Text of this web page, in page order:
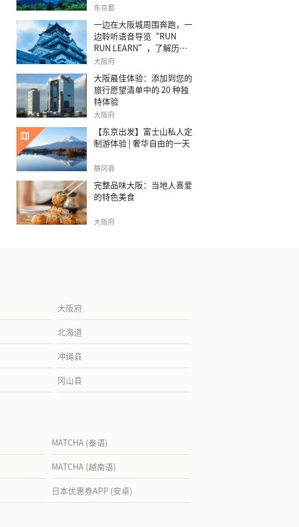
之旅。
东京都
一边在大阪城周围奔跑，一
边聆听语音导览“RUN
RUN LEARN”，了解历
史。
大阪府
大阪最佳体验：添加到您的
旅行愿望清单中的 20 种独
特体验
大阪府
【东京出发】富士山私人定
制游体验 | 奢华自由的一天
静冈县
完整品味大阪：当地人喜爱
的特色美食
大阪府
大阪府
北海道
冲绳县
冈山县
MATCHA (泰语)
MATCHA (越南语)
日本优惠券APP (安卓)